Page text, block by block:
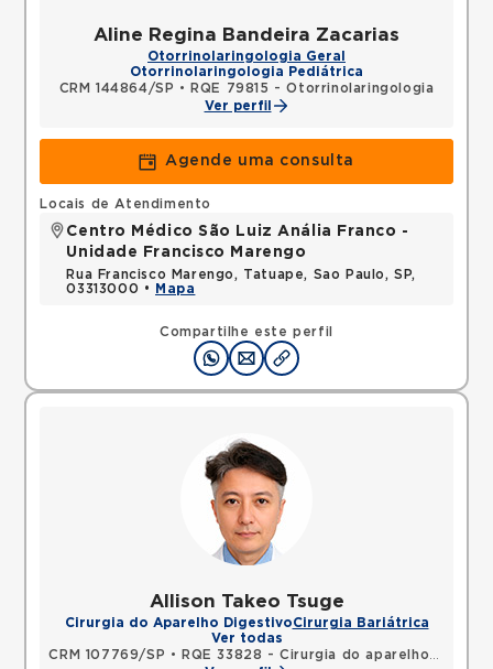
Aline Regina Bandeira Zacarias
Otorrinolaringologia Geral
Otorrinolaringologia Pediátrica
CRM 144864/SP •
RQE 79815 - Otorrinolaringologia
Ver perfil
Agende uma consulta
Compartilhe este perfil
Locais de Atendimento
Centro Médico São Luiz Anália Franco -
Unidade Francisco Marengo
Rua Francisco Marengo, Tatuape, Sao Paulo, SP,
03313000 •
Mapa
Allison Takeo Tsuge
Cirurgia do Aparelho DigestivoCirurgia Bariátrica
Ver todas
CRM 107769/SP •
RQE 33828 - Cirurgia do aparelho digestivo